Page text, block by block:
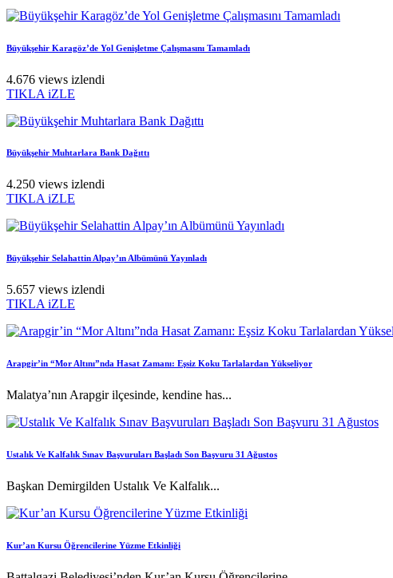
Büyükşehir Karagöz’de Yol Genişletme Çalışmasını Tamamladı
4.676 views izlendi
TIKLA iZLE
Büyükşehir Muhtarlara Bank Dağıttı
4.250 views izlendi
TIKLA iZLE
Büyükşehir Selahattin Alpay’ın Albümünü Yayınladı
5.657 views izlendi
TIKLA iZLE
Arapgir’in “Mor Altını”nda Hasat Zamanı: Eşsiz Koku Tarlalardan Yükseliyor
Malatya’nın Arapgir ilçesinde, kendine has...
Ustalık Ve Kalfalık Sınav Başvuruları Başladı Son Başvuru 31 Ağustos
Başkan Demirgilden Ustalık Ve Kalfalık...
Kur’an Kursu Öğrencilerine Yüzme Etkinliği